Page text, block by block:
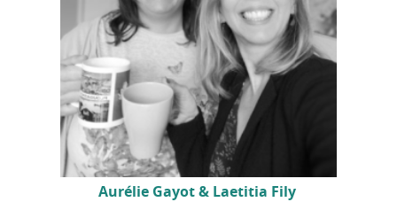
Aurélie Gayot & Laetitia Fily